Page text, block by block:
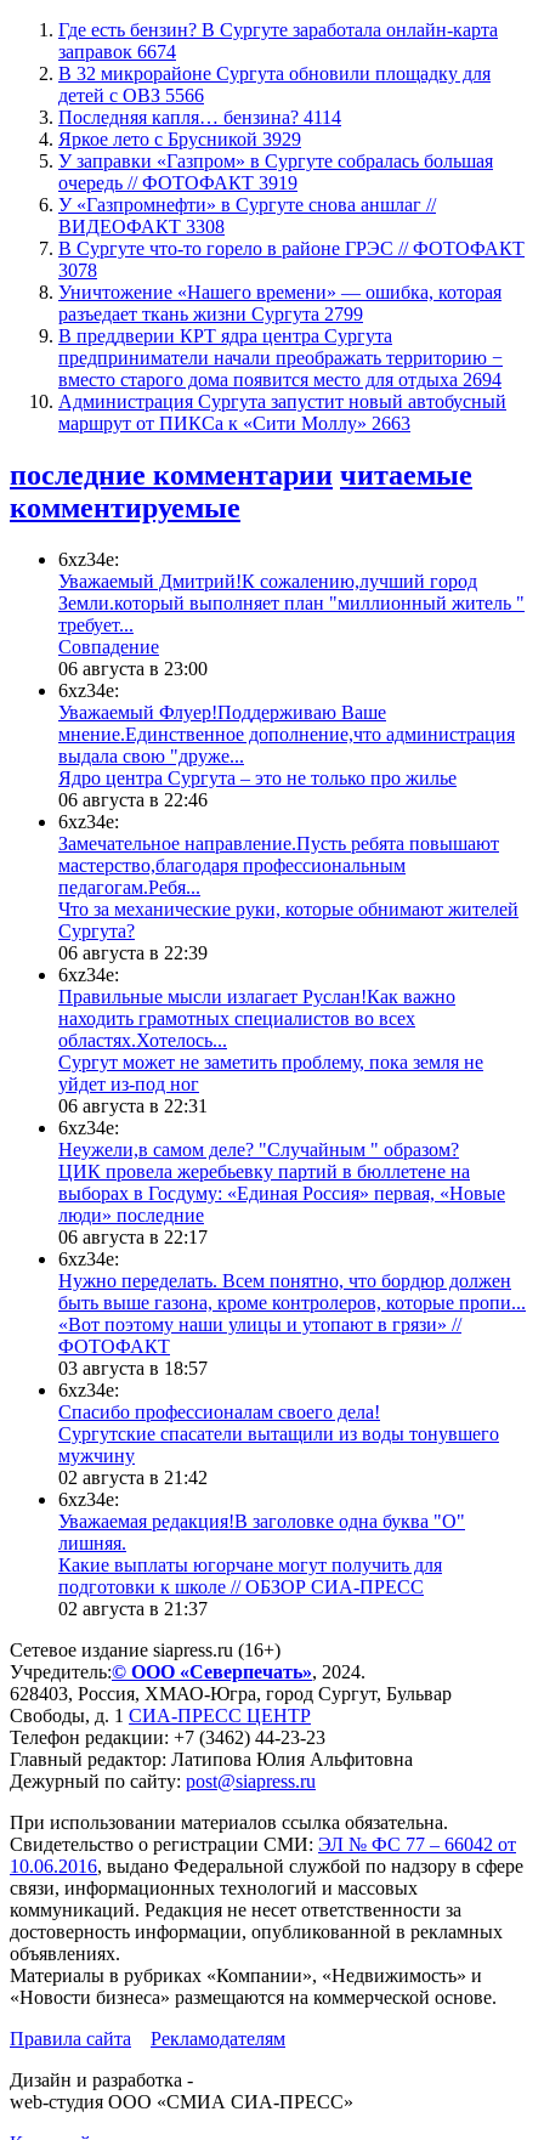
​Где есть бензин? В Сургуте заработала онлайн-карта
заправок 6674
В 32 микрорайоне Сургута обновили площадку для
детей с ОВЗ 5566
​Последняя капля… бензина? 4114
Яркое лето с Брусникой 3929
​У заправки «Газпром» в Сургуте собралась большая
очередь // ФОТОФАКТ 3919
У «Газпромнефти» в Сургуте снова аншлаг //
ВИДЕОФАКТ 3308
​В Сургуте что-то горело в районе ГРЭС // ФОТОФАКТ
3078
​Уничтожение «Нашего времени» — ошибка, которая
разъедает ткань жизни Сургута 2799
​В преддверии КРТ ядра центра Сургута
предприниматели начали преображать территорию −
вместо старого дома появится место для отдыха 2694
​Администрация Сургута запустит новый автобусный
маршрут от ПИКСа к «Сити Моллу» 2663
последние комментарии читаемые
комментируемые
6xz34e:
Уважаемый Дмитрий!К сожалению,лучший город
Земли.который выполняет план "миллионный житель "
требует...
​Совпадение
06 августа в 23:00
6xz34e:
Уважаемый Флуер!Поддерживаю Ваше
мнение.Единственное дополнение,что администрация
выдала свою "друже...
​Ядро центра Сургута ‒ это не только про жилье
06 августа в 22:46
6xz34e:
Замечательное направление.Пусть ребята повышают
мастерство,благодаря профессиональным
педагогам.Ребя...
​Что за механические руки, которые обнимают жителей
Сургута?
06 августа в 22:39
6xz34e:
Правильные мысли излагает Руслан!Как важно
находить грамотных специалистов во всех
областях.Хотелось...
Сургут может не заметить проблему, пока земля не
уйдет из-под ног
06 августа в 22:31
6xz34e:
Неужели,в самом деле? "Случайным " образом?
ЦИК провела жеребьевку партий в бюллетене на
выборах в Госдуму: «Единая Россия» первая, «Новые
люди» последние
06 августа в 22:17
6xz34e:
Нужно переделать. Всем понятно, что бордюр должен
быть выше газона, кроме контролеров, которые пропи...
«Вот поэтому наши улицы и утопают в грязи» //
ФОТОФАКТ
03 августа в 18:57
6xz34e:
Спасибо профессионалам своего дела!
Сургутские спасатели вытащили из воды тонувшего
мужчину
02 августа в 21:42
6xz34e:
Уважаемая редакция!В заголовке одна буква "О"
лишняя.
Какие выплаты югорчане могут получить для
подготовки к школе // ОБЗОР СИА-ПРЕСС
02 августа в 21:37
Сетевое издание siapress.ru (16+)
Учредитель:© ООО «Северпечать», 2024.
628403, Россия, ХМАО-Югра, город Сургут, Бульвар
Свободы, д. 1 СИА-ПРЕСС ЦЕНТР
Телефон редакции: +7 (3462) 44-23-23
Главный редактор: Латипова Юлия Альфитовна
Дежурный по сайту: post@siapress.ru
При использовании материалов ссылка обязательна.
Свидетельство о регистрации СМИ: ЭЛ № ФС 77 – 66042 от
10.06.2016, выдано Федеральной службой по надзору в сфере
связи, информационных технологий и массовых
коммуникаций. Редакция не несет ответственности за
достоверность информации, опубликованной в рекламных
объявлениях.
Материалы в рубриках «Компании», «Недвижимость» и
«Новости бизнеса» размещаются на коммерческой основе.
Правила сайта
Рекламодателям
Дизайн и разработка -
web-студия ООО «СМИА СИА-ПРЕСС»